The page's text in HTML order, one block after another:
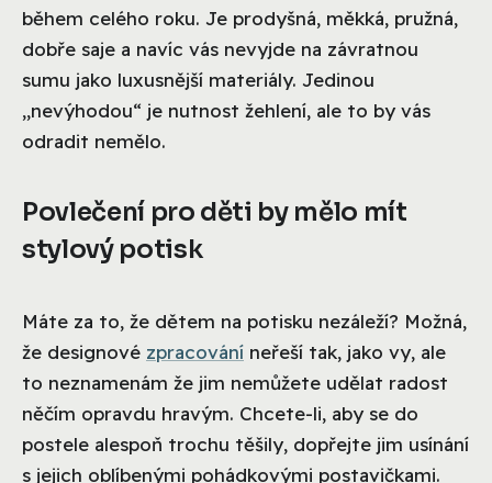
během celého roku. Je prodyšná, měkká, pružná,
dobře saje a navíc vás nevyjde na závratnou
sumu jako luxusnější materiály. Jedinou
„nevýhodou“ je nutnost žehlení, ale to by vás
odradit nemělo.
Povlečení pro děti by mělo mít
stylový potisk
Máte za to, že dětem na potisku nezáleží? Možná,
že designové zpracování neřeší tak, jako vy, ale
to neznamenám že jim nemůžete udělat radost
něčím opravdu hravým. Chcete-li, aby se do
postele alespoň trochu těšily, dopřejte jim usínání
s jejich oblíbenými pohádkovými postavičkami.